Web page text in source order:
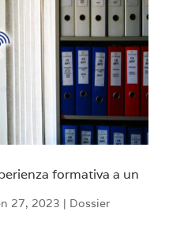
formativa a un
27, 2023 | Dossier